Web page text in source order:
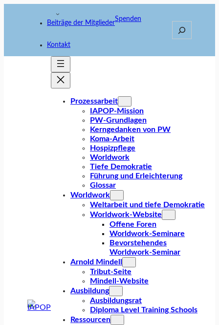
Beiträge der Mitglieder
Spenden
Kontakt
Prozessarbeit
IAPOP-Mission
PW-Grundlagen
Kerngedanken von PW
Koma-Arbeit
Hospizpflege
Worldwork
Tiefe Demokratie
Führung und Erleichterung
Glossar
Worldwork
Weltarbeit und tiefe Demokratie
Worldwork-Website
Offene Foren
Worldwork-Seminare
Bevorstehendes
Worldwork-Seminar
Arnold Mindell
Tribut-Seite
Mindell-Website
Ausbildung
Ausbildungsrat
Diploma Level Training Schools
Ressourcen